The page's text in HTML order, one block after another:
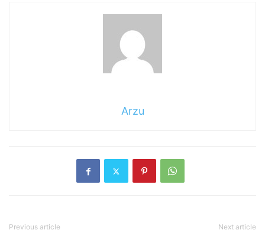
Arzu
Previous article Next article